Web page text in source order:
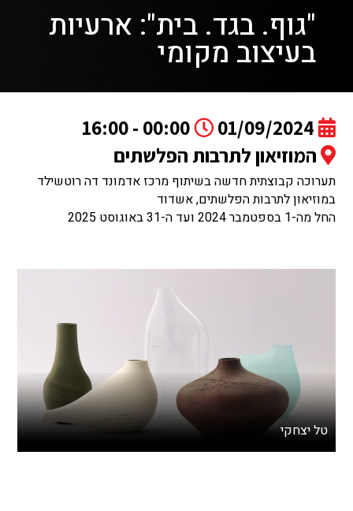
"גוף. בגד. בית": ארעיות
בעיצוב מקומי
00:00 - 16:00
המוזיאון לתרבות הפלשתים
תערוכה קבוצתית חדשה בשיתוף מרכז אדמונד דה רוטשילד
במוזיאון לתרבות הפלשתים, אשדוד
החל מה-1 בספטמבר 2024 ועד ה-31 באוגוסט 2025
טל יצחקי